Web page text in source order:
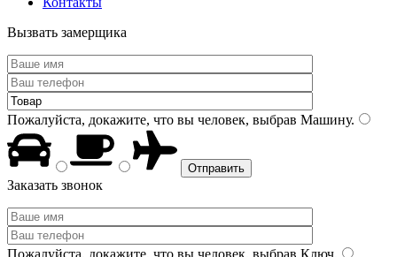
Вызвать замерщика
Пожалуйста, докажите, что вы человек, выбрав Машину.
Заказать звонок
Пожалуйста, докажите, что вы человек, выбрав Ключ.